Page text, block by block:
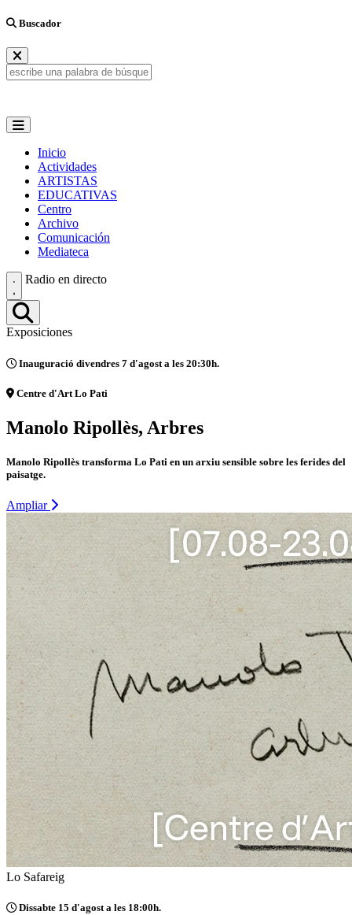
Buscador
Inicio
Actividades
ARTISTAS
EDUCATIVAS
Centro
Archivo
Comunicación
Mediateca
Radio en directo
Exposiciones
Inauguració divendres 7 d'agost a les 20:30h.
Centre d'Art Lo Pati
Manolo Ripollès, Arbres
Manolo Ripollès transforma Lo Pati en un arxiu sensible sobre les ferides del
paisatge.
Ampliar
Lo Safareig
Dissabte 15 d'agost a les 18:00h.